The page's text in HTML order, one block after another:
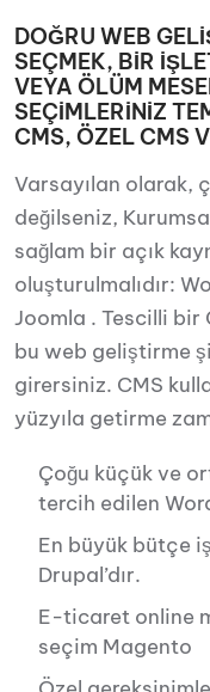
DOĞRU WEB
SEÇMEK, BİR
VEYA ÖLÜM
SEÇİMLERİNİZ
CMS, ÖZEL CMS
Varsayılan olarak,
değilseniz,
sağlam bir açık
oluşturulmalıdır:
Joomla . Tescilli bir
bu web geliştirme
girersiniz. CMS
yüzyıla getirme
Çoğu küçük ve
tercih edilen
En büyük bütçe
Drupal’dır.
E-ticaret online
seçim Magento